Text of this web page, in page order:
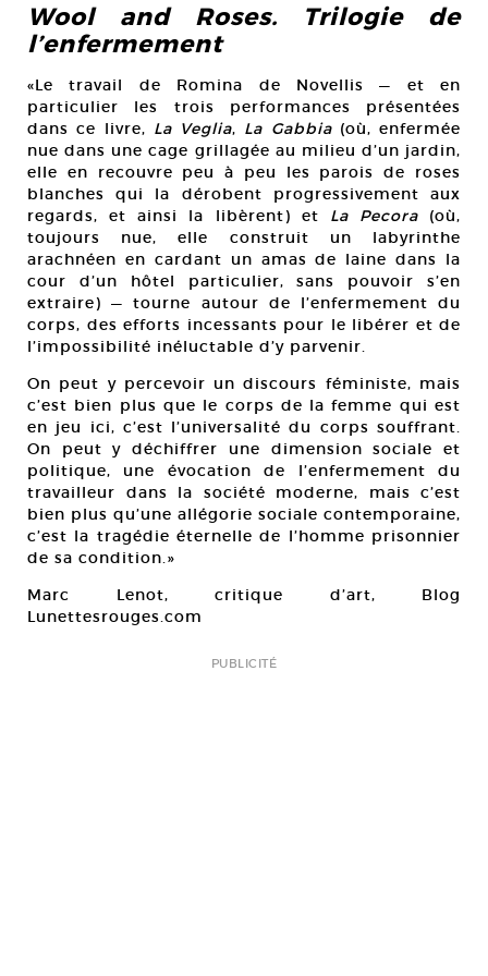
Wool and Roses. Trilogie de
l’enfermement
«Le travail de Romina de Novellis — et en
particulier les trois performances présentées
dans ce livre, La Veglia, La Gabbia(où, enfermée
nue dans une cage grillagée au milieu d’un jardin,
elle en recouvre peu à peu les parois de roses
blanches qui la dérobent progressivement aux
regards, et ainsi la libèrent) et La Pecora(où,
toujours nue, elle construit un labyrinthe
arachnéen en cardant un amas de laine dans la
cour d’un hôtel particulier, sans pouvoir s’en
extraire) — tourne autour de l’enfermement du
corps, des efforts incessants pour le libérer et de
l’impossibilité inéluctable d’y parvenir.
On peut y percevoir un discours féministe, mais
c’est bien plus que le corps de la femme qui est
en jeu ici, c’est l’universalité du corps souffrant.
On peut y déchiffrer une dimension sociale et
politique, une évocation de l’enfermement du
travailleur dans la société moderne, mais c’est
bien plus qu’une allégorie sociale contemporaine,
c’est la tragédie éternelle de l’homme prisonnier
de sa condition.»
Marc Lenot, critique d’art, Blog
Lunettesrouges.com
PUBLICITÉ